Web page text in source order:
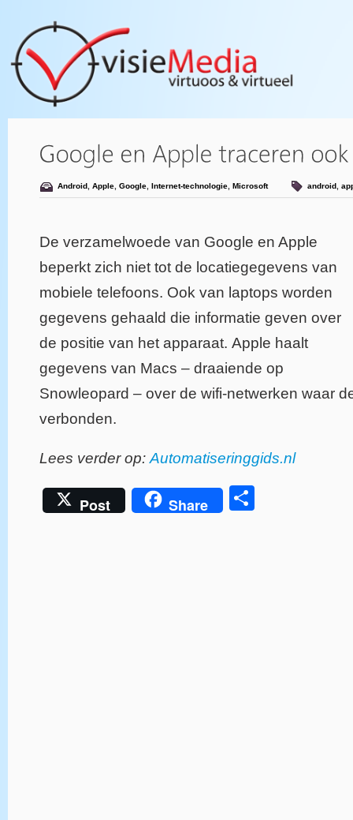
Android, Apple, Google, Internet-technologie, Microsoft android,
De verzamelwoede van Google en Apple
beperkt zich niet tot de locatiegegevens van
mobiele telefoons. Ook van laptops worden
gegevens gehaald die informatie geven over
de positie van het apparaat. Apple haalt
gegevens van Macs – draaiende op
Snowleopard – over de wifi-netwerken waar
verbonden.
Lees verder op:Automatiseringgids.nl
Post Share